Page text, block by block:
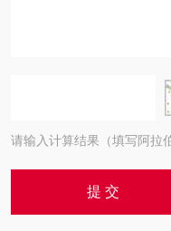
请输入计算结果（填写阿拉